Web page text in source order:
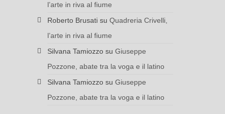
l’arte in riva al fiume
Roberto Brusatisu Quadreria Crivelli,
l’arte in riva al fiume
Silvana Tamiozzosu Giuseppe
Pozzone, abate tra la voga e il latino
Silvana Tamiozzosu Giuseppe
Pozzone, abate tra la voga e il latino